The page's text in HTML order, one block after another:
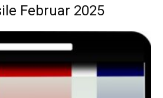
d'Italia
Februar 2025